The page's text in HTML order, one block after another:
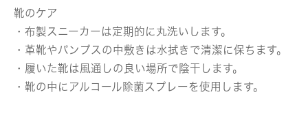
靴のケア
・布製スニーカーは定期的に丸洗いします。
・革靴やパンプスの中敷きは水拭きで清潔に保ちます。
・履いた靴は風通しの良い場所で陰干します。
・靴の中にアルコール除菌スプレーを使用します。